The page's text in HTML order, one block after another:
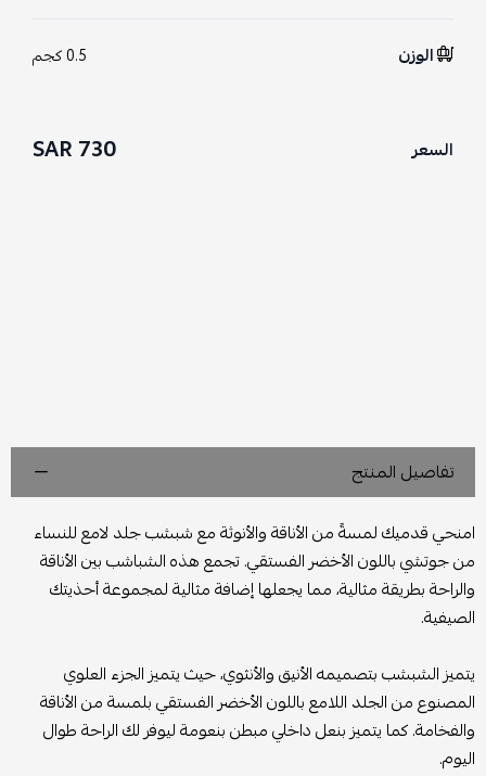
الوزن 0.5 كجم
السعر 730 SAR
تفاصيل المنتج
امنحي قدميك لمسةً من الأناقة والأنوثة مع شبشب جلد لامع للنساء
من جوتشي باللون الأخضر الفستقي. تجمع هذه الشباشب بين الأناقة
والراحة بطريقة مثالية، مما يجعلها إضافة مثالية لمجموعة أحذيتك
الصيفية.
يتميز الشبشب بتصميمه الأنيق والأنثوي، حيث يتميز الجزء العلوي
المصنوع من الجلد اللامع باللون الأخضر الفستقي بلمسة من الأناقة
والفخامة. كما يتميز بنعل داخلي مبطن بنعومة ليوفر لك الراحة طوال
اليوم.